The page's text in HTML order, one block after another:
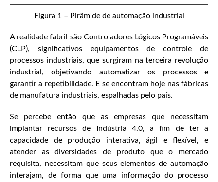
Figura 1 – Pirâmide de automação industrial
A realidade fabril são Controladores Lógicos Programáveis
(CLP), significativos equipamentos de controle de
processos industriais, que surgiram na terceira revolução
industrial, objetivando automatizar os processos e
garantir a repetibilidade. E se encontram hoje nas fábricas
de manufatura industriais, espalhadas pelo país.
Se percebe então que as empresas que necessitam
implantar recursos de Indústria 4.0, a fim de ter a
capacidade de produção interativa, ágil e flexível, e
atender as diversidades de produto que o mercado
requisita, necessitam que seus elementos de automação
interajam, de forma que uma informação do processo